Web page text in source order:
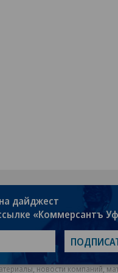
новости компаний,
дайджест
«Коммерсантъ